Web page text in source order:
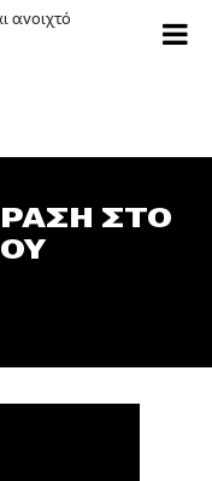
ανοιχτό
ΣΤΟ